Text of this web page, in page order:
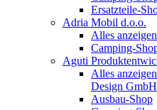
Ersatzteile-
Adria Mobil d.o.o.
Alles
Camping-
Aguti
Alles
Design GmbH
Ausbau-Shop